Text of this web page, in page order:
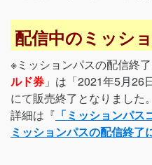
配信中のミッシ
※ミッションパスの配信終
ルド券 」は「2021年5月26
にて販売終了となりました。
詳細は『 「ミッションパ
ミッションパスの配信終了